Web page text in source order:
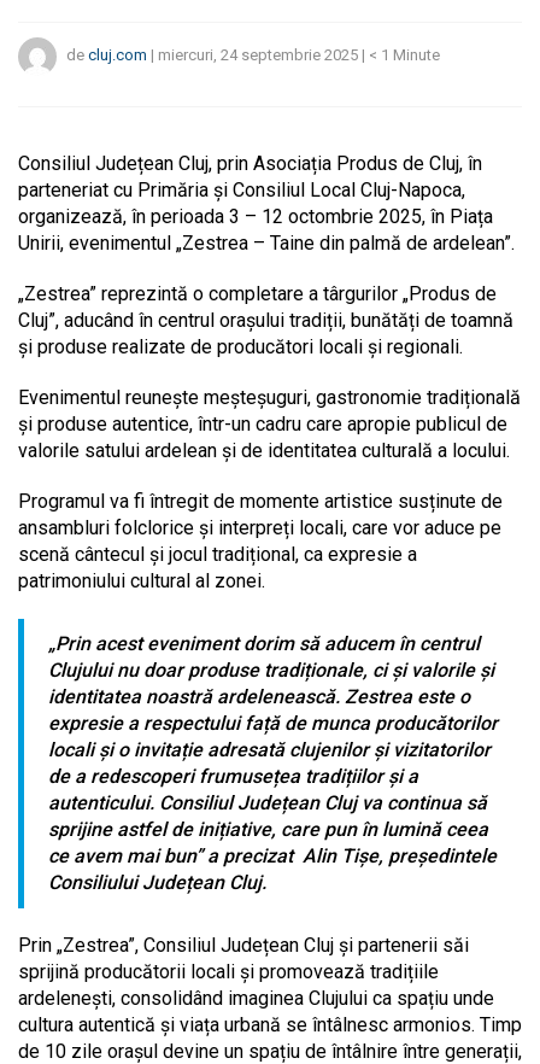
de cluj.com | miercuri, 24 septembrie 2025 | < 1 Minute
Consiliul Județean Cluj, prin Asociația Produs de Cluj, în
parteneriat cu Primăria și Consiliul Local Cluj-Napoca,
organizează, în perioada 3 – 12 octombrie 2025, în Piața
Unirii, evenimentul „Zestrea – Taine din palmă de ardelean”.
„Zestrea” reprezintă o completare a târgurilor „Produs de
Cluj”, aducând în centrul orașului tradiții, bunătăți de toamnă
și produse realizate de producători locali și regionali.
Evenimentul reunește meșteșuguri, gastronomie tradițională
și produse autentice, într-un cadru care apropie publicul de
valorile satului ardelean și de identitatea culturală a locului.
Programul va fi întregit de momente artistice susținute de
ansambluri folclorice și interpreți locali, care vor aduce pe
scenă cântecul și jocul tradițional, ca expresie a
patrimoniului cultural al zonei.
„Prin acest eveniment dorim să aducem în centrul
Clujului nu doar produse tradiționale, ci și valorile și
identitatea noastră ardelenească. Zestrea este o
expresie a respectului față de munca producătorilor
locali și o invitație adresată clujenilor și vizitatorilor
de a redescoperi frumusețea tradițiilor și a
autenticului. Consiliul Județean Cluj va continua să
sprijine astfel de inițiative, care pun în lumină ceea
ce avem mai bun” a precizat Alin Tișe, președintele
Consiliului Județean Cluj.
Prin „Zestrea”, Consiliul Județean Cluj și partenerii săi
sprijină producătorii locali și promovează tradițiile
ardelenești, consolidând imaginea Clujului ca spațiu unde
cultura autentică și viața urbană se întâlnesc armonios. Timp
de 10 zile orașul devine un spațiu de întâlnire între generații,